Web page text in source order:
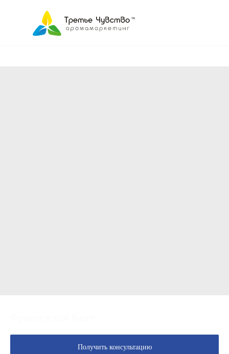
Получить консультацию